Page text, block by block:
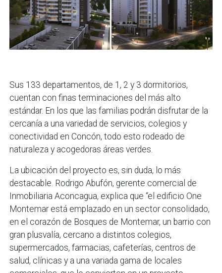
Sus 133 departamentos, de 1, 2 y 3 dormitorios,
cuentan con finas terminaciones del más alto
estándar. En los que las familias podrán disfrutar de la
cercanía a una variedad de servicios, colegios y
conectividad en Concón, todo esto rodeado de
naturaleza y acogedoras áreas verdes.
La ubicación del proyecto es, sin duda, lo más
destacable. Rodrigo Abufón, gerente comercial de
Inmobiliaria Aconcagua, explica que “el edificio One
Montemar está emplazado en un sector consolidado,
en el corazón de Bosques de Montemar, un barrio con
gran plusvalía, cercano a distintos colegios,
supermercados, farmacias, cafeterías, centros de
salud, clínicas y a una variada gama de locales